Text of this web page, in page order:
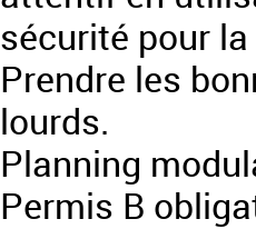
sécurité pour
Prendre les
lourds.
Planning
Permis B